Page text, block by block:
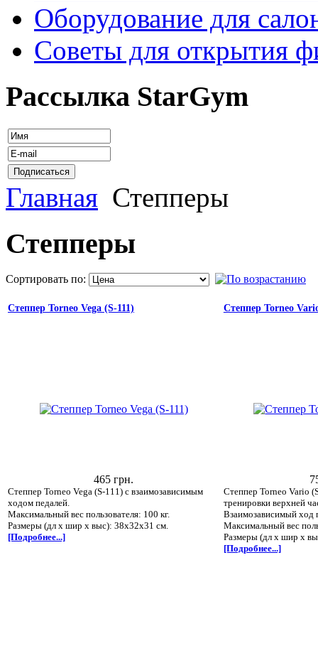
Оборудование для
Советы для открытия
Рассылка StarGym
Главная Степперы
Степперы
Сортировать по:
Степпер Torneo Vega (S-111)
465 грн.
Степпер Torneo Vega (S-111) с взаимозависимым
ходом педалей.
Максимальный вес пользователя: 100 кг.
Размеры (дл х шир х выс): 38х32х31 см.
[Подробнее...]
Степпер Torneo
Степпер Torneo Vario
тренировки верхней
Взаимозависимый ход
Максимальный вес
Размеры (дл х шир х
[Подробнее...]